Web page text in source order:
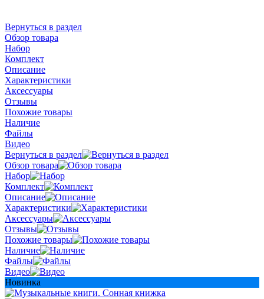
Вернуться в раздел
Обзор товара
Набор
Комплект
Описание
Характеристики
Аксессуары
Отзывы
Похожие товары
Наличие
Файлы
Видео
Вернуться в раздел
Обзор товара
Набор
Комплект
Описание
Характеристики
Аксессуары
Отзывы
Похожие товары
Наличие
Файлы
Видео
Новинка